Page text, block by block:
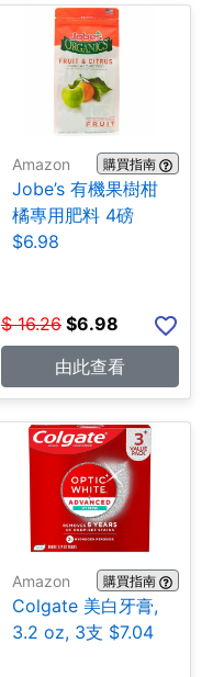
Amazon 購買指南
Jobe’s 有機果樹柑
橘專用肥料 4磅
$6.98
$ 16.26 $6.98
由此查看
Amazon 購買指南
Colgate 美白牙膏,
3.2 oz, 3支 $7.04